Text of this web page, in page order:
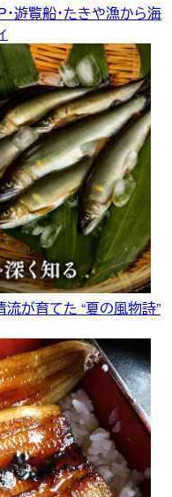
遊覧船・たきや漁から海
流が育てた “夏の風物詩”